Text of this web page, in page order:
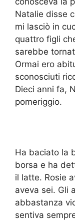
Natalie disse
mi lasciò in
quattro figli
sarebbe
Ormai ero
sconosciuti
Dieci anni fa,
pomeriggio.
Ha baciato la
borsa e ha
il latte. Rosie
aveva sei. Gli
abbastanza
sentiva